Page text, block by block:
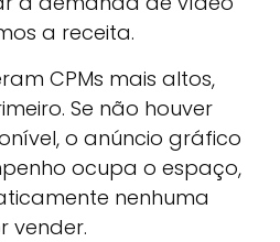
a receita.
CPMs mais altos,
Se não houver
o anúncio gráfico
ocupa o espaço,
nenhuma
vender.